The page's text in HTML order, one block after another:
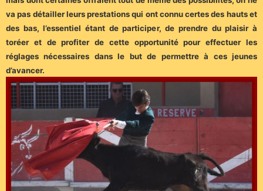
va pas détailler leurs prestations qui ont connu certes des hauts et
des bas, l’essentiel étant de participer, de prendre du plaisir à
toréer et de profiter de cette opportunité pour effectuer les
réglages nécessaires dans le but de permettre à ces jeunes
d’avancer.